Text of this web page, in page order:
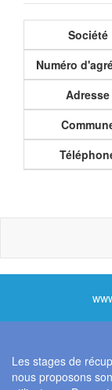
Société
Numéro
Adresse
Les stages de
nous proposons